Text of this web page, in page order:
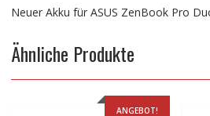
Neuer Akku für ASUS ZenBook Pro
Ähnliche Produkte
ANGEBOT!